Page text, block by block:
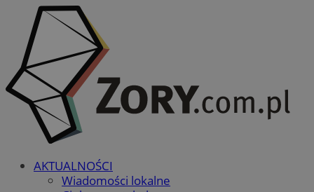
AKTUALNOŚCI
Wiadomości lokalne